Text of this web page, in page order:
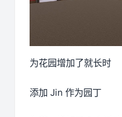
为花园增加了就长时
添加 Jin 作为园丁